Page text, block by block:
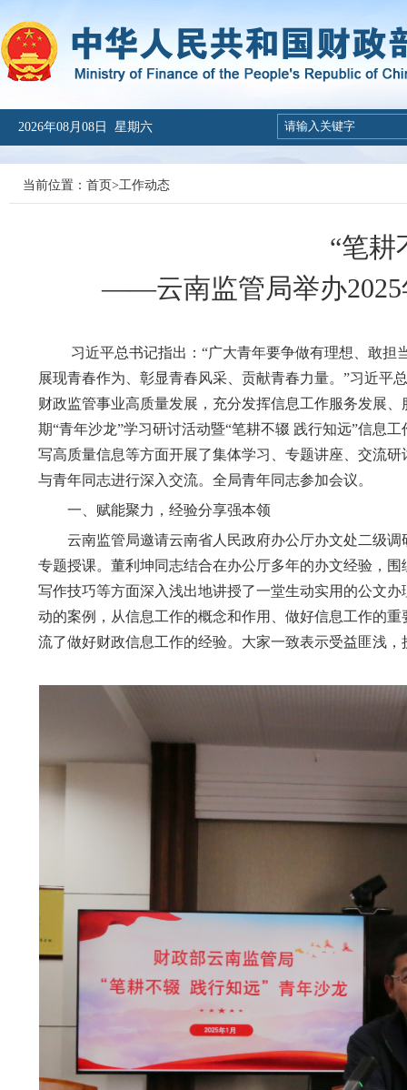
2026年08月08日 星期六
当前位置： 首页>工作动态
“笔耕
——云南监管局举办2025
习近平总书记指出：“广大青年要争做有理想、敢担
展现青春作为、彰显青春风采、贡献青春力量。”习近平
财政监管事业高质量发展，充分发挥信息工作服务发展
期“青年沙龙”学习研讨活动暨“笔耕不辍 践行知远”信息
写高质量信息等方面开展了集体学习、专题讲座、交流
与青年同志进行深入交流。全局青年同志参加会议。
一、赋能聚力，经验分享强本领
云南监管局邀请云南省人民政府办公厅办文处二级调
专题授课。董利坤同志结合在办公厅多年的办文经验，
写作技巧等方面深入浅出地讲授了一堂生动实用的公文
动的案例，从信息工作的概念和作用、做好信息工作的
流了做好财政信息工作的经验。大家一致表示受益匪浅